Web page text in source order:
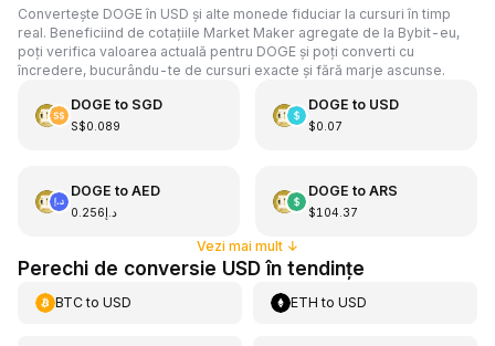
Convertește DOGE în USD și alte monede fiduciar la cursuri în timp
real. Beneficiind de cotațiile Market Maker agregate de la Bybit-eu,
poți verifica valoarea actuală pentru DOGE și poți converti cu
încredere, bucurându-te de cursuri exacte și fără marje ascunse.
DOGE to SGD
S$0.089
DOGE to USD
$0.07
DOGE to AED
د.إ0.256
DOGE to ARS
$104.37
Vezi mai mult↓
Perechi de conversie USD în tendințe
BTCto USD ETH toUSD